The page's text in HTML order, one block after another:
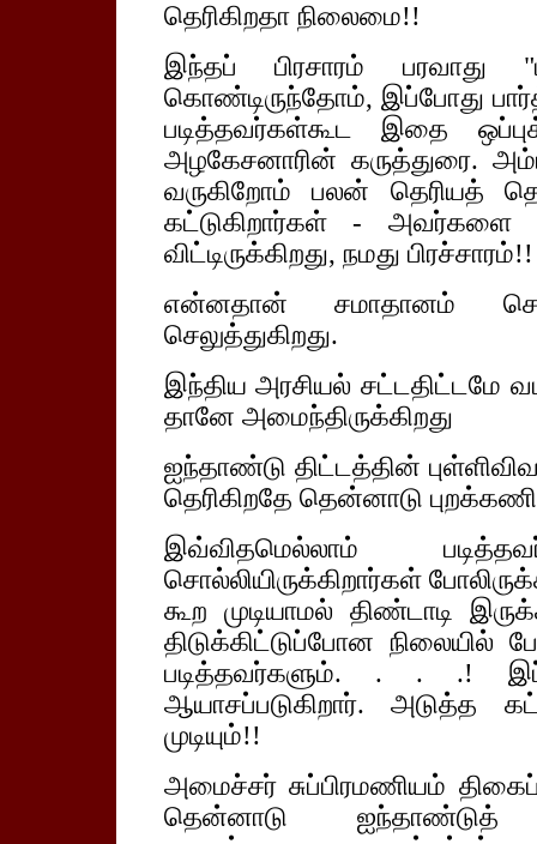
தெரிகிறதா நிலைமை!!
இந்தப் பிரசாரம் பரவாது
கொண்டிருந்தோம், இப்போது
படித்தவர்கள்கூட இதை
அழகேசனாரின் கருத்துரை.
வருகிறோம் பலன் தெரியத்
கட்டுகிறார்கள் -
விட்டிருக்கிறது, நமது பிரச்சாரம்!!
என்னதான் சமாதானம்
செலுத்துகிறது.
இந்திய அரசியல் சட்டதிட்டமே
தானே அமைந்திருக்கிறது
ஐந்தாண்டு திட்டத்தின்
தெரிகிறதே தென்னாடு
இவ்விதமெல்லாம்
சொல்லியிருக்கிறார்கள்
கூற முடியாமல் திண்டாடி
திடுக்கிட்டுப்போன நிலையில்
படித்தவர்களும். . . .!
ஆயாசப்படுகிறார்.
முடியும்!!
அமைச்சர் சுப்பிரமணியம்
தென்னாடு ஐந்தாண்டுத்